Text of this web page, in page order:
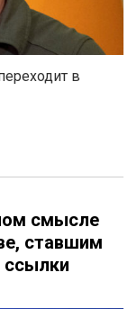
в
смысле
ставшим
ссылки